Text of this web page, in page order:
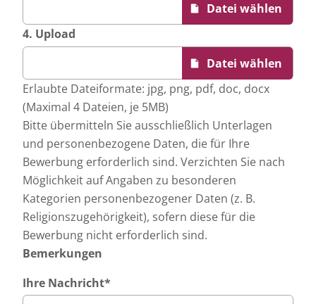
4. Upload
Erlaubte Dateiformate: jpg, png, pdf, doc, docx
(Maximal 4 Dateien, je 5MB)
Bitte übermitteln Sie ausschließlich Unterlagen
und personenbezogene Daten, die für Ihre
Bewerbung erforderlich sind. Verzichten Sie nach
Möglichkeit auf Angaben zu besonderen
Kategorien personenbezogener Daten (z. B.
Religionszugehörigkeit), sofern diese für die
Bewerbung nicht erforderlich sind.
Bemerkungen
Ihre Nachricht*